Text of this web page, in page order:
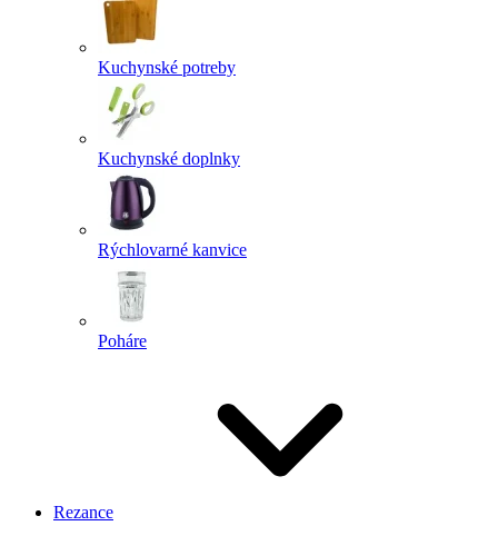
Kuchynské potreby
Kuchynské doplnky
Rýchlovarné kanvice
Poháre
Rezance